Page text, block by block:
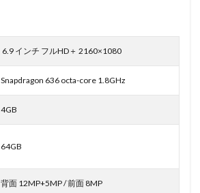
6.9 インチ フルHD＋ 2160×1080
Snapdragon 636 octa-core 1.8GHz
4GB
64GB
背面 12MP+5MP / 前面 8MP